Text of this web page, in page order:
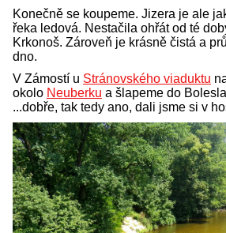
Konečně se koupeme. Jizera je ale
řeka ledová. Nestačila ohřát od té
Krkonoš. Zároveň je krásně čistá a
dno.
V Zámostí u Stránovského viaduktu
okolo Neuberku a šlapeme do
...dobře, tak tedy ano, dali jsme si v